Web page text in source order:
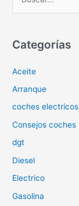
c
r
p
o
Categorías
Aceite
Arranque
coches electricos
Consejos coches
dgt
Diesel
Electrico
Gasolina